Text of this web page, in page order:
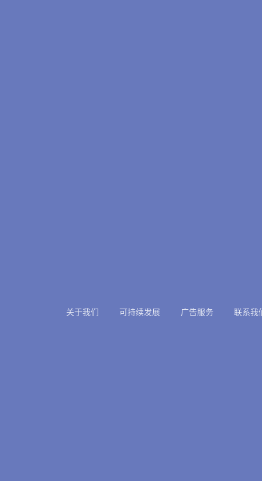
关于我们 可持续发展 广告服务 联系我